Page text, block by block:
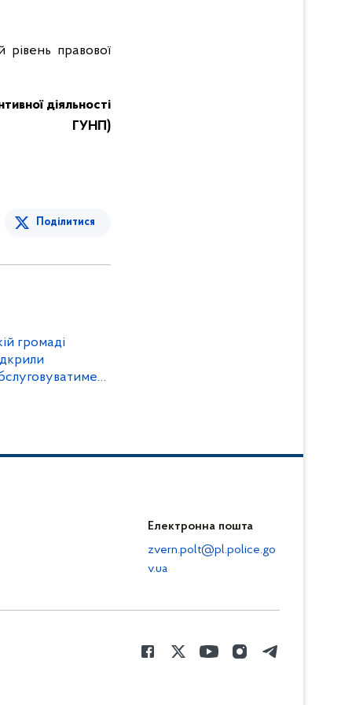
рівень правової
діяльності
ГУНП)
Поділитися
громаді
Електронна пошта
zvern.polt@pl.police.go
v.ua